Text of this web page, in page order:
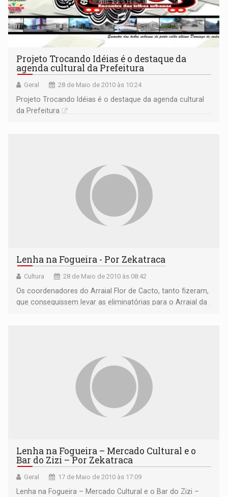
Projeto Trocando Idéias é o destaque da
agenda cultural da Prefeitura
Geral 28 de Maio de 2010 às 10:24
Projeto Trocando Idéias é o destaque da agenda cultural
da Prefeitura
Lenha na Fogueira - Por Zekatraca
Cultura 28 de Maio de 2010 às 08:42
Os coordenadores do Arraial Flor de Cacto, tanto fizeram,
que conseguissem levar as eliminatórias para o Arraial da
Lenha na Fogueira – Mercado Cultural e o
Bar do Zizi – Por Zekatraca
Geral 17 de Maio de 2010 às 17:09
Lenha na Fogueira – Mercado Cultural e o Bar do Zizi –